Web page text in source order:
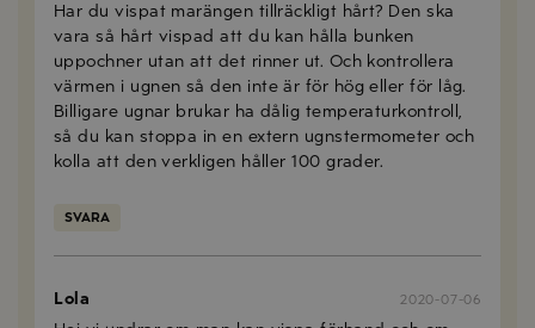
Har du vispat marängen tillräckligt hårt? Den ska
vara så hårt vispad att du kan hålla bunken
uppochner utan att det rinner ut. Och kontrollera
värmen i ugnen så den inte är för hög eller för låg.
Billigare ugnar brukar ha dålig temperaturkontroll,
så du kan stoppa in en extern ugnstermometer och
kolla att den verkligen håller 100 grader.
SVARA
Lola 2020-07-06